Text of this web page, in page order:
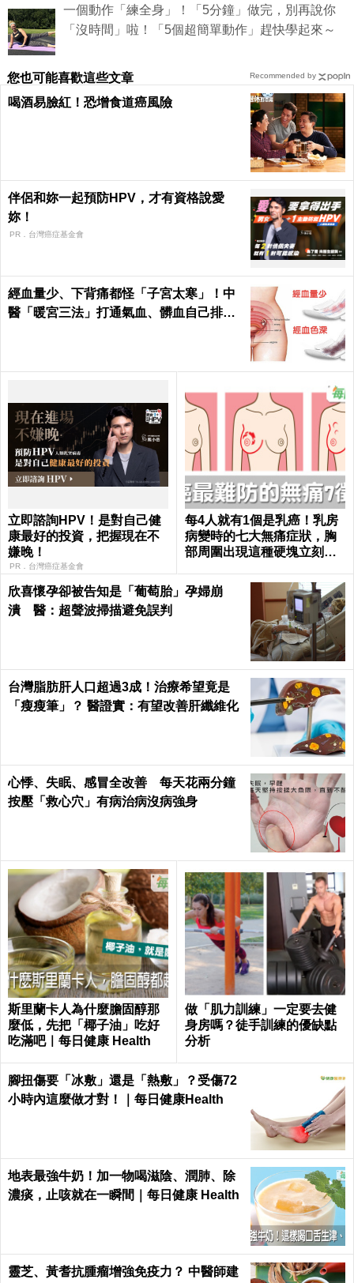
一個動作「練全身」！「5分鐘」做完，別再說你
「沒時間」啦！「5個超簡單動作」趕快學起來～
您也可能喜歡這些文章
喝酒易臉紅！恐增食道癌風險
伴侶和妳一起預防HPV，才有資格說愛
妳！
PR．台灣癌症基金會
經血量少、下背痛都怪「子宮太寒」！中
醫「暖宮三法」打通氣血、髒血自己排｜
立即諮詢HPV！是對自己健
康最好的投資，把握現在不
嫌晚！
PR．台灣癌症基金會
每4人就有1個是乳癌！乳房
病變時的七大無痛症狀，胸
部周圍出現這種硬塊立刻就
欣喜懷孕卻被告知是「葡萄胎」孕婦崩
潰 醫：超聲波掃描避免誤判
台灣脂肪肝人口超過3成！治療希望竟是
「瘦瘦筆」？ 醫證實：有望改善肝纖維化
心悸、失眠、感冒全改善 每天花兩分鐘
按壓「救心穴」有病治病沒病強身
斯里蘭卡人為什麼膽固醇那
麼低，先把「椰子油」吃好
吃滿吧｜每日健康 Health
做「肌力訓練」一定要去健
身房嗎？徒手訓練的優缺點
分析
腳扭傷要「冰敷」還是「熱敷」？受傷72
小時內這麼做才對！｜每日健康Health
地表最強牛奶！加一物喝滋陰、潤肺、除
濃痰，止咳就在一瞬間｜每日健康 Health
靈芝、黃耆抗腫瘤增強免疫力？ 中醫師建
Recommended by